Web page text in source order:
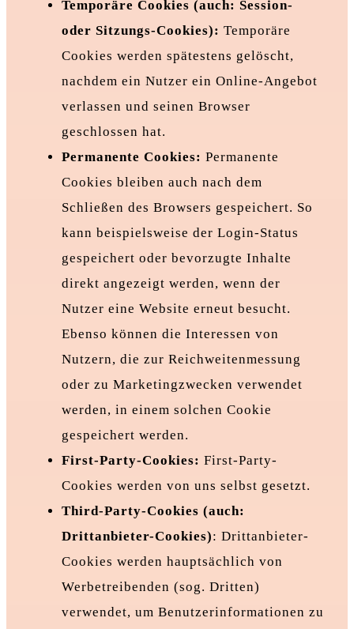
Temporäre Cookies (auch: Session-
oder Sitzungs-Cookies): Temporäre
Cookies werden spätestens gelöscht,
nachdem ein Nutzer ein Online-Angebot
verlassen und seinen Browser
geschlossen hat.
Permanente Cookies: Permanente
Cookies bleiben auch nach dem
Schließen des Browsers gespeichert. So
kann beispielsweise der Login-Status
gespeichert oder bevorzugte Inhalte
direkt angezeigt werden, wenn der
Nutzer eine Website erneut besucht.
Ebenso können die Interessen von
Nutzern, die zur Reichweitenmessung
oder zu Marketingzwecken verwendet
werden, in einem solchen Cookie
gespeichert werden.
First-Party-Cookies: First-Party-
Cookies werden von uns selbst gesetzt.
Third-Party-Cookies (auch:
Drittanbieter-Cookies): Drittanbieter-
Cookies werden hauptsächlich von
Werbetreibenden (sog. Dritten)
verwendet, um Benutzerinformationen zu